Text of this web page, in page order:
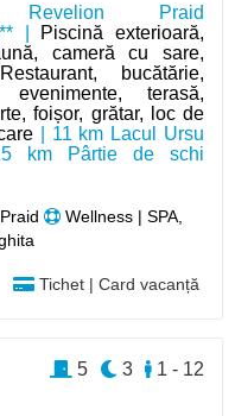
Revelion Praid
| Piscină exterioară,
cameră cu sare,
bucătărie,
terasă,
foișor, grătar, loc de
| 11 km Lacul Ursu
km Pârtie de schi
Wellness | SPA,
Tichet | Card vacanță
1 - 12
3
5